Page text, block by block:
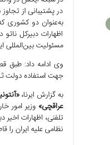
در پشتیبانی از تجاوز
به‌عنوان دو کشوری
اظهارات دبیرکل ناتو
مسئولیت
جهت استفاده دولت
به گزارش ایرنا،
عراقچی» وزیر امور
تلفنی، اظهارات اخیر
نظامی علیه ایران را